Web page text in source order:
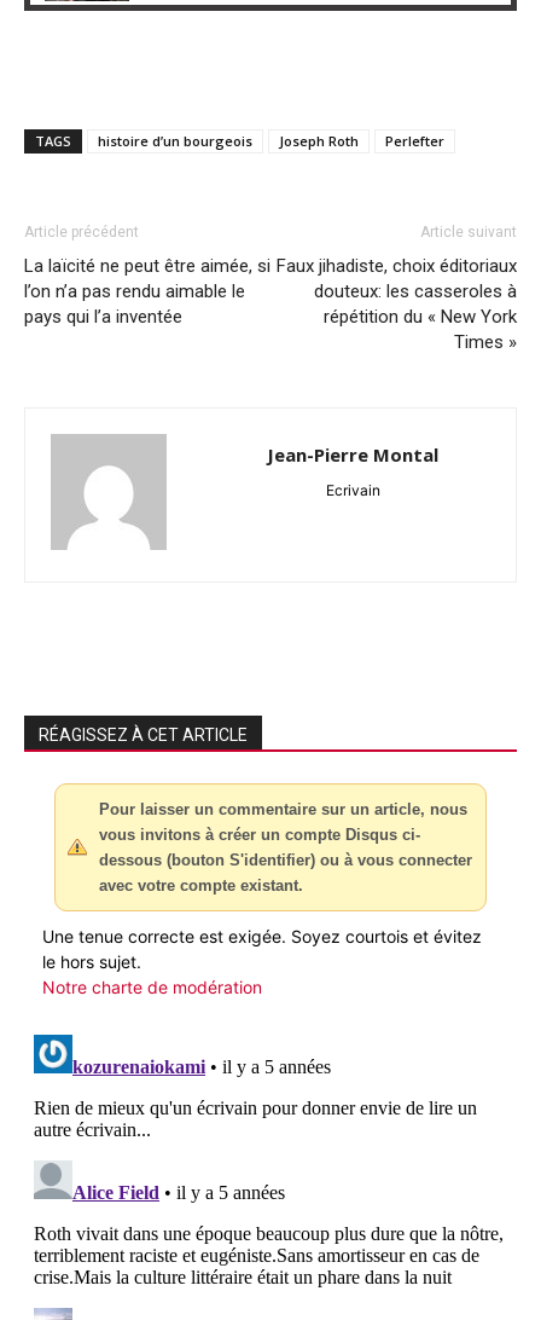
TAGS histoire d’un bourgeois Joseph Roth Perlefter
Article précédent
La laïcité ne peut être aimée, si
l’on n’a pas rendu aimable le
pays qui l’a inventée
Article suivant
Faux jihadiste, choix éditoriaux
douteux: les casseroles à
répétition du « New York
Times »
Jean-Pierre Montal
Ecrivain
RÉAGISSEZ À CET ARTICLE
Pour laisser un commentaire sur un article, nous
vous invitons à créer un compte Disqus ci-
dessous (bouton S'identifier) ou à vous connecter
avec votre compte existant.
Une tenue correcte est exigée. Soyez courtois et évitez
le hors sujet.
Notre charte de modération